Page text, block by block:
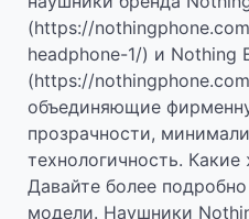
(https://
headphone-1/) и Nothing
(https://
объединяющие
прозрачности,
технологичность.
Давайте более
модели. Наушники